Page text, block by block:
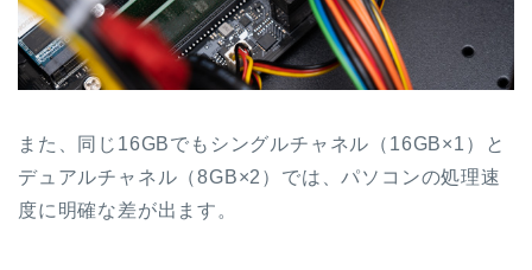
また、同じ16GBでもシングルチャネル（16GB×1）と
デュアルチャネル（8GB×2）では、パソコンの処理速
度に明確な差が出ます。